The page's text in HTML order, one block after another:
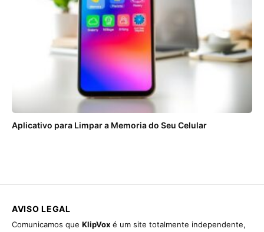
Aplicativo para Limpar a Memoria do Seu Celular
AVISO LEGAL
Comunicamos que KlipVox é um site totalmente independente,